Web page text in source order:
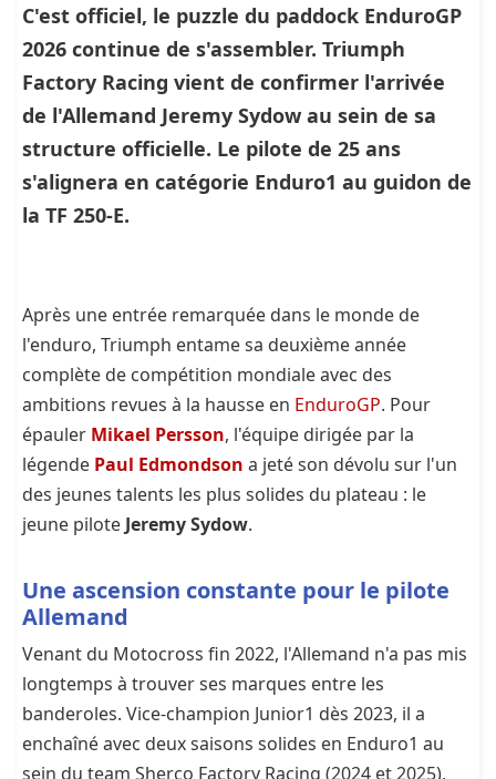
C'est officiel, le puzzle du paddock EnduroGP
2026 continue de s'assembler. Triumph
Factory Racing vient de confirmer l'arrivée
de l'Allemand Jeremy Sydow au sein de sa
structure officielle. Le pilote de 25 ans
s'alignera en catégorie Enduro1 au guidon de
la TF 250-E.
Après une entrée remarquée dans le monde de
l'enduro, Triumph entame sa deuxième année
complète de compétition mondiale avec des
ambitions revues à la hausse en EnduroGP. Pour
épauler Mikael Persson, l'équipe dirigée par la
légende Paul Edmondson a jeté son dévolu sur l'un
des jeunes talents les plus solides du plateau : le
jeune pilote Jeremy Sydow.
Une ascension constante pour le pilote
Allemand
Venant du Motocross fin 2022, l'Allemand n'a pas mis
longtemps à trouver ses marques entre les
banderoles. Vice-champion Junior1 dès 2023, il a
enchaîné avec deux saisons solides en Enduro1 au
sein du team Sherco Factory Racing (2024 et 2025),